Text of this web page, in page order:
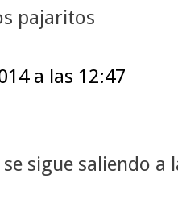
pajaritos
a las 12:47
sigue saliendo a